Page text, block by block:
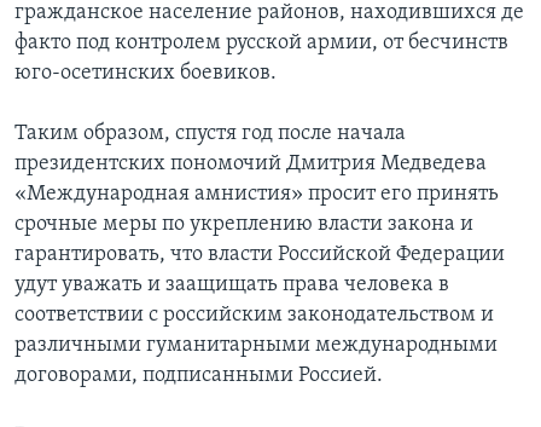
гражданское население районов, находившихся де
факто под контролем русской армии, от бесчинств
юго-осетинских боевиков.
Таким образом, спустя год после начала
президентских пономочий Дмитрия Медведева
«Международная амнистия» просит его принять
срочные меры по укреплению власти закона и
гарантировать, что власти Российской Федерации
удут уважать и заащищать права человека в
соответствии с российским законодательством и
различными гуманитарными международными
договорами, подписанными Россией.